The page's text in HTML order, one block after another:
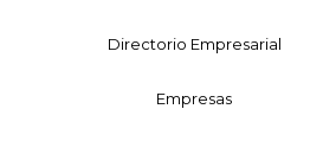
Directorio Empresarial
Empresas